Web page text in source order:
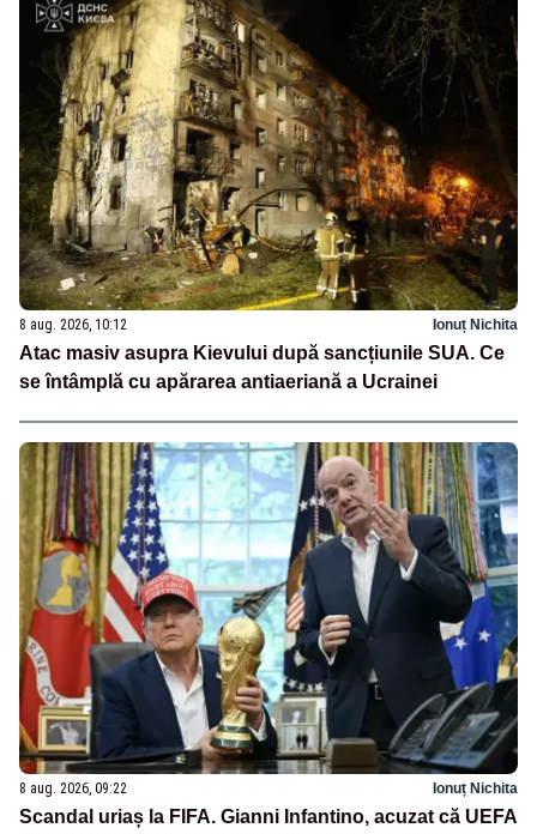
8 aug. 2026, 10:12 Ionuț Nichita
Atac masiv asupra Kievului după sancțiunile SUA. Ce
se întâmplă cu apărarea antiaeriană a Ucrainei
8 aug. 2026, 09:22 Ionuț Nichita
Scandal uriaș la FIFA. Gianni Infantino, acuzat că UEFA